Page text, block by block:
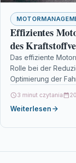
Effizientes
des
Das effiziente
Rolle bei der
Optimierung der
3 minut czytania
Weiterlesen